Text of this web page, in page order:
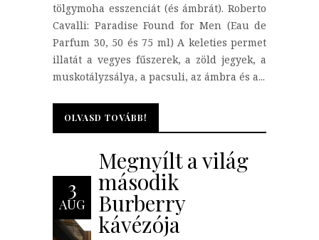
tölgymoha esszenciát (és ámbrát). Roberto
Cavalli: Paradise Found for Men (Eau de
Parfum 30, 50 és 75 ml) A keleties permet
illatát a vegyes fűszerek, a zöld jegyek, a
muskotályzsálya, a pacsuli, az ámbra és a...
OLVASD TOVÁBB!
OLVASD TOVÁBB!
3
AUG
Megnyílt a világ
második
Burberry
kávézója